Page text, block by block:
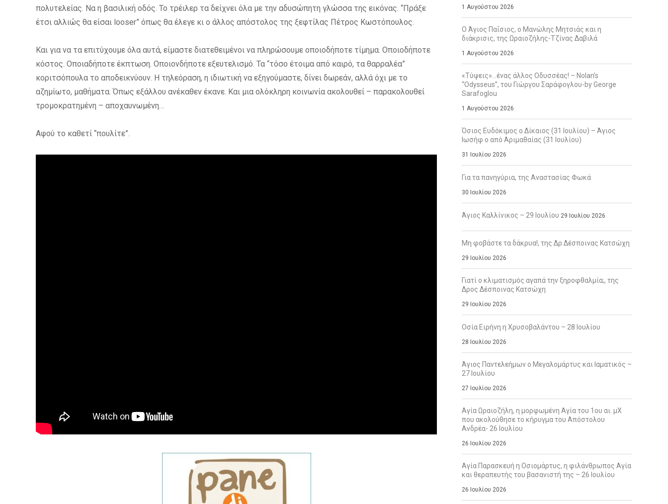
πολυτελείας. Να η βασιλική οδός. Το τρέιλερ τα δείχνει όλα με την αδυσώπητη γλώσσα της εικόνας. “Πράξε
έτσι αλλιώς θα είσαι looser” όπως θα έλεγε κι ο άλλος απόστολος της ξεφτίλας Πέτρος Κωστόπουλος.
Και για να τα επιτύχουμε όλα αυτά, είμαστε διατεθειμένοι να πληρώσουμε οποιοδήποτε τίμημα. Οποιοδήποτε
κόστος. Οποιαδήποτε έκπτωση. Οποιονδήποτε εξευτελισμό. Τα “τόσο έτοιμα από καιρό, τα θαρραλέα”
κοριτσόπουλα το αποδεικνύουν. Η τηλεόραση, η ιδιωτική να εξηγούμαστε, δίνει δωρεάν, αλλά όχι με το
αζημίωτο, μαθήματα. Όπως εξάλλου ανέκαθεν έκανε. Και μια ολόκληρη κοινωνία ακολουθεί – παρακολουθεί
τρομοκρατημένη – αποχαυνωμένη…
Αφού το καθετί “πουλίτε”.
1 Αυγούστου 2026
Ο Άγιος Παΐσιος, ο Μανώλης Μητσιάς και η
διάκρισις, της Ωραιοζήλης-Τζίνας Δαβιλά
1 Αυγούστου 2026
«Τύψεις»…ένας άλλος Οδυσσέας! – Nolan’s
“Odysseus”, του Γιώργου Σαράφογλου-by George
Sarafoglou
1 Αυγούστου 2026
Όσιος Ευδόκιμος ο Δίκαιος (31 Ιουλίου) – Άγιος
Ιωσήφ ο από Αριμαθαίας (31 Ιουλίου)
31 Ιουλίου 2026
Για τα πανηγύρια, της Αναστασίας Φωκά
30 Ιουλίου 2026
Άγιος Καλλίνικος – 29 Ιουλίου 29 Ιουλίου 2026
Μη φοβάστε τα δάκρυα!, της Δρ Δέσποινας Κατσώχη
29 Ιουλίου 2026
Γιατί ο κλιματισμός αγαπά την ξηροφθαλμία;, της
Δρος Δέσποινας Κατσώχη
29 Ιουλίου 2026
Οσία Ειρήνη η Χρυσοβαλάντου – 28 Ιουλίου
28 Ιουλίου 2026
Άγιος Παντελεήμων ο Μεγαλομάρτυς και Ιαματικός –
27 Ιουλίου
27 Ιουλίου 2026
Αγία Ωραιοζήλη, η μορφωμένη Αγία του 1ου αι. μΧ
που ακολούθησε το κήρυγμα του Απόστολου
Ανδρέα- 26 Ιουλίου
26 Ιουλίου 2026
Αγία Παρασκευή η Οσιομάρτυς, η φιλάνθρωπος Αγία
και θεραπευτής του βασανιστή της – 26 Ιουλίου
26 Ιουλίου 2026